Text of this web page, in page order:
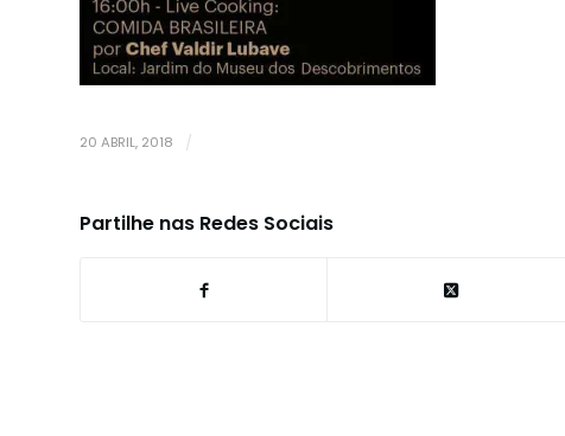
20 ABRIL, 2018 /
Partilhe nas Redes Sociais